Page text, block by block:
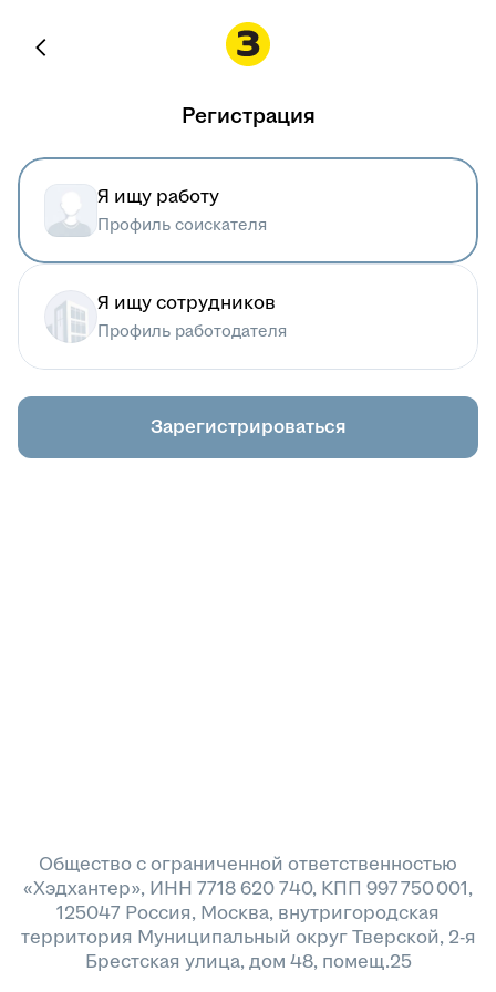
Регистрация
Я ищу работу
Профиль соискателя
Я ищу сотрудников
Профиль работодателя
Зарегистрироваться
Общество с ограниченной ответственностью
«Хэдхантер», ИНН 7718 620 740, КПП 997 750 001,
125047 Россия, Москва, внутригородская
территория Муниципальный округ Тверской, 2-я
Брестская улица, дом 48, помещ.25